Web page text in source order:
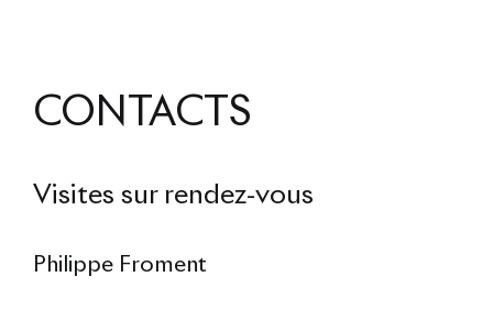
CONTACTS
Visites sur rendez-vous
Philippe Froment